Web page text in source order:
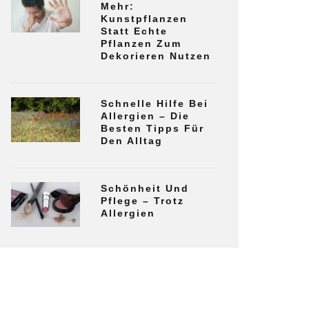
Mehr:
Kunstpflanzen
Statt Echte
Pflanzen Zum
Dekorieren Nutzen
Schnelle Hilfe Bei
Allergien – Die
Besten Tipps Für
Den Alltag
Schönheit Und
Pflege – Trotz
Allergien